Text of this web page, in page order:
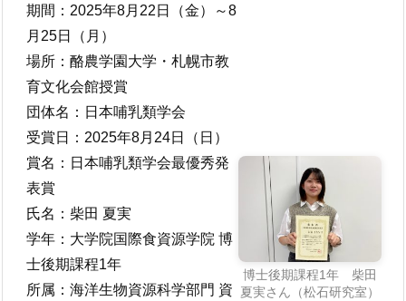
期間：2025年8月22日（金）～8
月25日（月）
場所：酪農学園大学・札幌市教
育文化会館授賞
団体名：日本哺乳類学会
受賞日：2025年8月24日（日）
賞名：日本哺乳類学会最優秀発
表賞
氏名：柴田 夏実
学年：大学院国際食資源学院 博
士後期課程1年
所属：海洋生物資源科学部門 資
博士後期課程1年 柴田
夏実さん（松石研究室）